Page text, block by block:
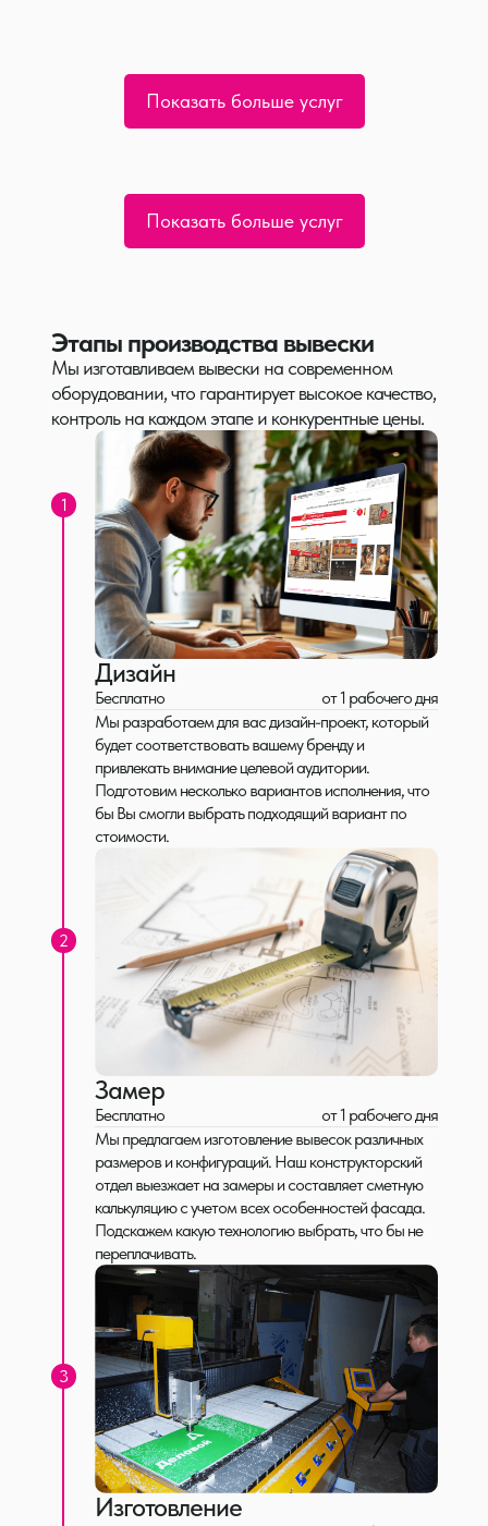
Показать больше услуг
Светодиодные вывески
Современное решение буквы с яркой пиксельной
засветкой, с использованием надёжных модулей для
круглосуточной работы.
от 180 руб./см
от 5 рабочих дней
Стильное решение с мягким свечением: изготавливаем
любые формы и надписи в цветовой гамме под ваш
от 7 000 руб./шт
от 5 рабочих дней
Показать больше услуг
Выставочные стенды
Мобильные конструкции для яркого присутствия на
выставках и конференциях.
индивидуально от 20 рабочих дней
Козырьки
Изготавливаем на собственном производстве из
металла, композита, литого поликарбоната с учётом
архитектуры здания.
индивидуально
от 10 рабочих дней
Этапы производства вывески
Мы изготавливаем вывески на современном
оборудовании, что гарантирует высокое качество,
контроль на каждом этапе и конкурентные цены.
Дизайн
Бесплатно
от 1 рабочего дня
Мы разработаем для вас дизайн-проект, который
будет соответствовать вашему бренду и
привлекать внимание целевой аудитории.
Подготовим несколько вариантов исполнения, что
бы Вы смогли выбрать подходящий вариант по
стоимости.
Замер
Бесплатно
от 1 рабочего дня
Мы предлагаем изготовление вывесок различных
размеров и конфигураций. Наш конструкторский
отдел выезжает на замеры и составляет сметную
калькуляцию с учетом всех особенностей фасада.
Подскажем какую технологию выбрать, что бы не
переплачивать.
Изготовление
3
2
1